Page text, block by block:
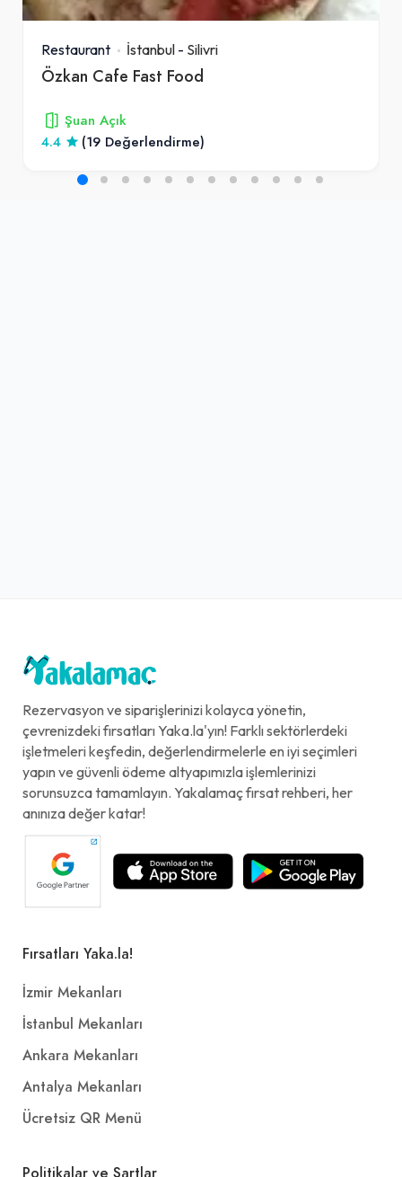
Restaurant İstanbul - Silivri
Özkan Cafe Fast Food
Şuan Açık
4.4
(19 Değerlendirme)
Rezervasyon ve siparişlerinizi kolayca yönetin,
çevrenizdeki fırsatları Yaka.la'yın! Farklı sektörlerdeki
işletmeleri keşfedin, değerlendirmelerle en iyi seçimleri
yapın ve güvenli ödeme altyapımızla işlemlerinizi
sorunsuzca tamamlayın. Yakalamaç fırsat rehberi, her
anınıza değer katar!
Fırsatları Yaka.la!
İzmir Mekanları
İstanbul Mekanları
Ankara Mekanları
Antalya Mekanları
Ücretsiz QR Menü